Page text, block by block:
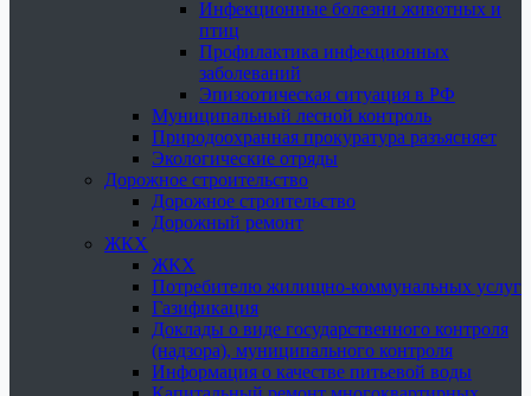
Инфекционные болезни животных и
птиц
Профилактика инфекционных
заболеваний
Эпизоотическая ситуация в РФ
Муниципальный лесной контроль
Природоохранная прокуратура разъясняет
Экологические отряды
Дорожное строительство
Дорожное строительство
Дорожный ремонт
ЖКХ
ЖКХ
Потребителю жилищно-коммунальных услуг
Газификация
Доклады о виде государственного контроля
(надзора), муниципального контроля
Информация о качестве питьевой воды